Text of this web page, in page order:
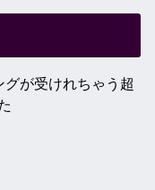
が受けれちゃう超